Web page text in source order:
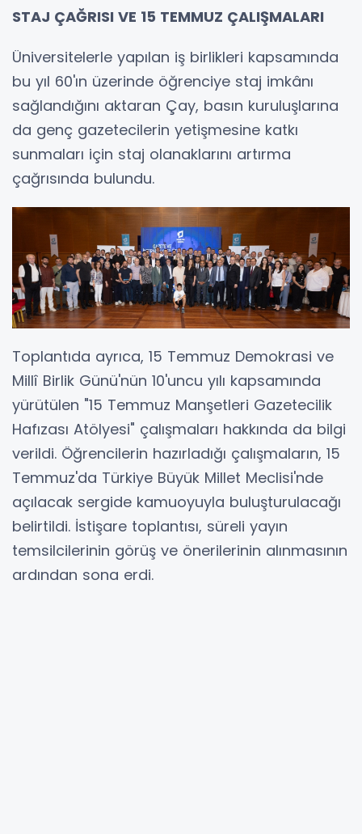
STAJ ÇAĞRISI VE 15 TEMMUZ ÇALIŞMALARI
Üniversitelerle yapılan iş birlikleri kapsamında
bu yıl 60'ın üzerinde öğrenciye staj imkânı
sağlandığını aktaran Çay, basın kuruluşlarına
da genç gazetecilerin yetişmesine katkı
sunmaları için staj olanaklarını artırma
çağrısında bulundu.
Toplantıda ayrıca, 15 Temmuz Demokrasi ve
Millî Birlik Günü'nün 10'uncu yılı kapsamında
yürütülen "15 Temmuz Manşetleri Gazetecilik
Hafızası Atölyesi" çalışmaları hakkında da bilgi
verildi. Öğrencilerin hazırladığı çalışmaların, 15
Temmuz'da Türkiye Büyük Millet Meclisi'nde
açılacak sergide kamuoyuyla buluşturulacağı
belirtildi. İstişare toplantısı, süreli yayın
temsilcilerinin görüş ve önerilerinin alınmasının
ardından sona erdi.